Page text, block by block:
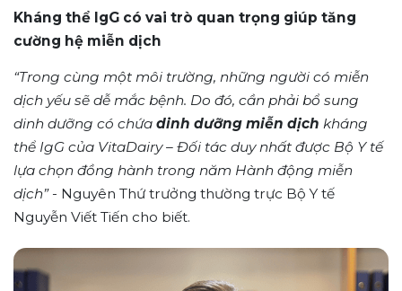
Kháng thể IgG có vai trò quan trọng giúp tăng
cường hệ miễn dịch
“Trong cùng một môi trường, những người có miễn
dịch yếu sẽ dễ mắc bệnh. Do đó, cần phải bổ sung
dinh dưỡng có chứa dinh dưỡng miễn dịch kháng
thể IgG của VitaDairy – Đối tác duy nhất được Bộ Y tế
lựa chọn đồng hành trong năm Hành động miễn
dịch” - Nguyên Thứ trưởng thường trực Bộ Y tế
Nguyễn Viết Tiến cho biết.